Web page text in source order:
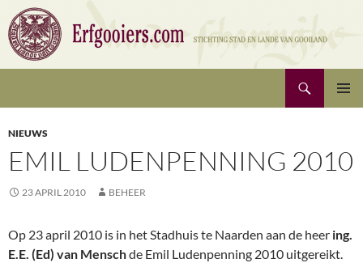
naar
de
inhoud
Erfgooiers | Stichting Stad en Lande van Gooiland
NIEUWS
EMIL LUDENPENNING 2010
23 APRIL 2010 BEHEER
Op 23 april 2010 is in het Stadhuis te Naarden aan de heer ing.
E.E. (Ed) van Menschde Emil Ludenpenning 2010 uitgereikt.